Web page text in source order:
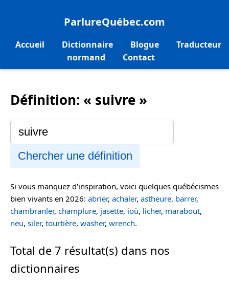
ParlureQuébec.com
Accueil Dictionnaire Blogue
Traducteur
normand
Contact
Définition: « suivre »
Chercher une définition
Si vous manquez d'inspiration, voici quelques québécismes
bien vivants en 2026: abrier, achaler, astheure, barrer,
chambranler, champlure, jasette, ioù, licher, marabout,
neu, siler, tourtière, washer, wrench.
Total de 7 résultat(s) dans nos
dictionnaires